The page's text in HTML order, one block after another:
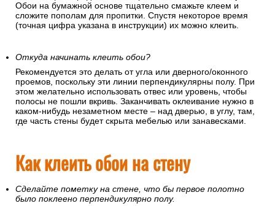
Наносите клей только на поверхность стены.
Клей наносится и на поверхность стены, и на само
полотнище. Перед поклейкой расстелите обои на полу.
Обои на бумажной основе тщательно смажьте клеем и
сложите пополам для пропитки. Спустя некоторое время
(точная цифра указана в инструкции) их можно клеить.
Откуда начинать клеить обои?
этом желательно использовать отвес или уровень, чтобы
полосы не пошли вкривь. Заканчивать оклеивание нужно в
где часть стены будет скрыта мебелью или занавесками.